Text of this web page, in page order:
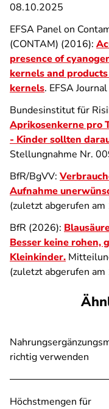
08.10.2025
EFSA Panel on
(CONTAM) (2016):
presence of
kernels and
kernels. EFSA
Bundesinstitut für
Aprikosenkerne pro
- Kinder sollten
Stellungnahme Nr.
BfR/BgVV:
Aufnahme
(zuletzt abgerufen am
BfR (2026):
Besser keine rohen,
Kleinkinder.
(zuletzt abgerufen
richtig verwenden
Höchstmengen für